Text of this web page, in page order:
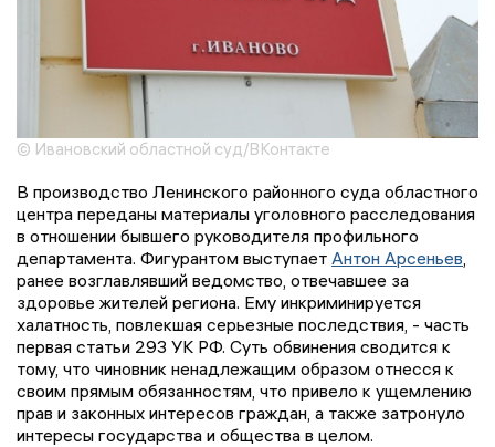
© Ивановский областной суд/ВКонтакте
В производство Ленинского районного суда областного
центра переданы материалы уголовного расследования
в отношении бывшего руководителя профильного
департамента. Фигурантом выступает Антон Арсеньев
ранее возглавлявший ведомство, отвечавшее за
здоровье жителей региона. Ему инкриминируется
халатность, повлекшая серьезные последствия, - часть
первая статьи 293 УК РФ. Суть обвинения сводится к
тому, что чиновник ненадлежащим образом отнесся к
своим прямым обязанностям, что привело к ущемлению
прав и законных интересов граждан, а также затронуло
интересы государства и общества в целом.